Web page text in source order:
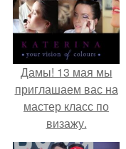
Дамы! 13 мая мы
приглашаем вас на
мастер класс по
визажу.